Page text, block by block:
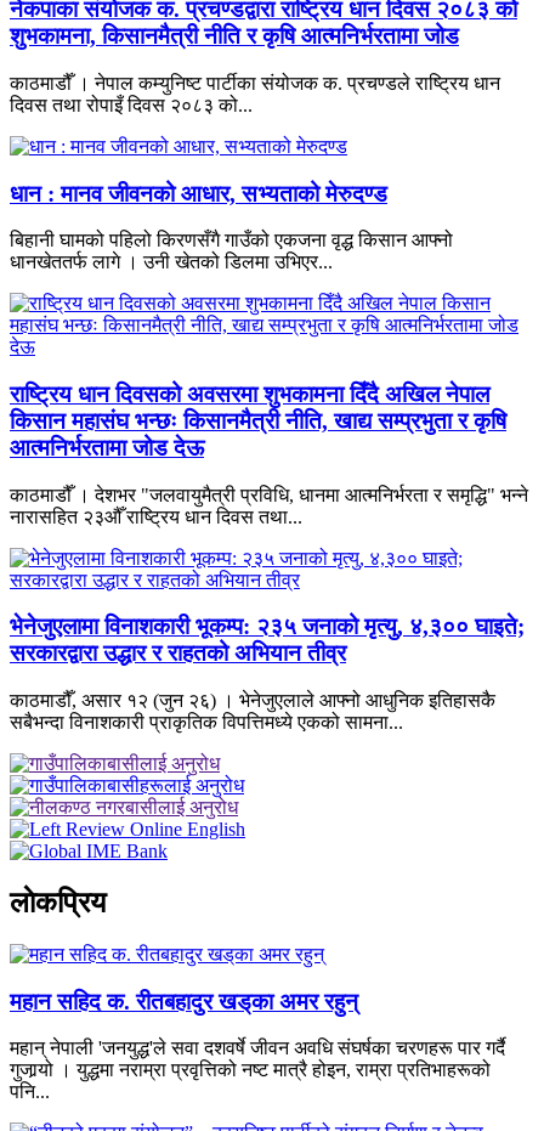
नेकपाका संयोजक क. प्रचण्डद्वारा राष्ट्रिय धान दिवस २०८३ को
शुभकामना, किसानमैत्री नीति र कृषि आत्मनिर्भरतामा जोड
काठमाडौँ । नेपाल कम्युनिष्ट पार्टीका संयोजक क. प्रचण्डले राष्ट्रिय धान
दिवस तथा रोपाइँ दिवस २०८३ को...
धान : मानव जीवनको आधार, सभ्यताको मेरुदण्ड
बिहानी घामको पहिलो किरणसँगै गाउँको एकजना वृद्ध किसान आफ्नो
धानखेततर्फ लागे । उनी खेतको डिलमा उभिएर...
राष्ट्रिय धान दिवसको अवसरमा शुभकामना दिँदै अखिल नेपाल
किसान महासंघ भन्छः किसानमैत्री नीति, खाद्य सम्प्रभुता र कृषि
आत्मनिर्भरतामा जोड देऊ
काठमाडौँ । देशभर "जलवायुमैत्री प्रविधि, धानमा आत्मनिर्भरता र समृद्धि" भन्ने
नारासहित २३औँ राष्ट्रिय धान दिवस तथा...
भेनेजुएलामा विनाशकारी भूकम्प: २३५ जनाको मृत्यु, ४,३०० घाइते;
सरकारद्वारा उद्धार र राहतको अभियान तीव्र
काठमाडौँ, असार १२ (जुन २६) । भेनेजुएलाले आफ्नो आधुनिक इतिहासकै
सबैभन्दा विनाशकारी प्राकृतिक विपत्तिमध्ये एकको सामना...
लाेकप्रिय
महान सहिद क. रीतबहादुर खड्‌का अमर रहुन्
महान् नेपाली 'जनयुद्ध'ले सवा दशवर्षे जीवन अवधि संघर्षका चरणहरू पार गर्दै
गुजार्‍यो । युद्धमा नराम्रा प्रवृत्तिको नष्ट मात्रै होइन, राम्रा प्रतिभाहरूको
पनि...